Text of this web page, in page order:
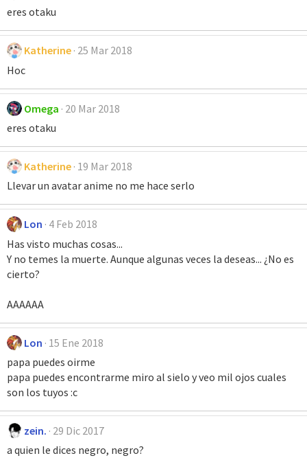
eres otaku
Katherine 25 Mar 2018
Hoc
Omega 20 Mar 2018
eres otaku
Katherine 19 Mar 2018
Llevar un avatar anime no me hace serlo
Lon 4 Feb 2018
Has visto muchas cosas...
Y no temes la muerte. Aunque algunas veces la deseas... ¿No es
cierto?
AAAAAA
Lon 15 Ene 2018
papa puedes oirme
papa puedes encontrarme miro al sielo y veo mil ojos cuales
son los tuyos :c
zein. 29 Dic 2017
a quien le dices negro, negro?